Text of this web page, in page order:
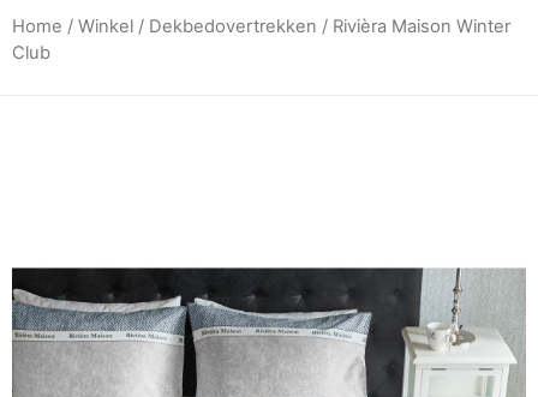
Home / Winkel / Dekbedovertrekken / Rivièra Maison Winter
Club